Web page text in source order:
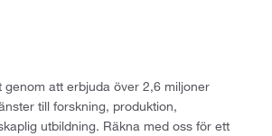
att erbjuda över 2,6 miljoner
till forskning, produktion,
utbildning. Räkna med oss för ett